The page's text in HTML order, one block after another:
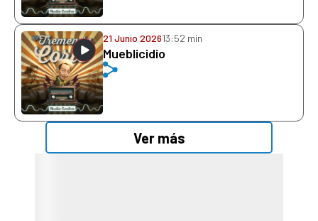
21 Junio 202613:52 min
Mueblicidio
Ver más